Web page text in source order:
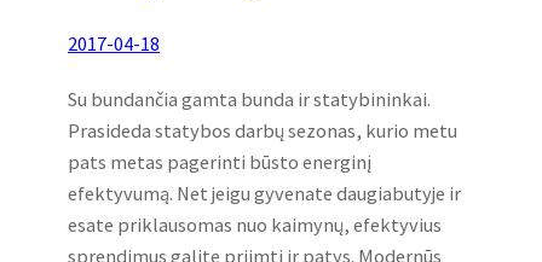
2017-04-18
Su bundančia gamta bunda ir statybininkai.
Prasideda statybos darbų sezonas, kurio metu
pats metas pagerinti būsto energinį
efektyvumą. Net jeigu gyvenate daugiabutyje ir
esate priklausomas nuo kaimynų, efektyvius
sprendimus galite priimti ir patys. Modernūs